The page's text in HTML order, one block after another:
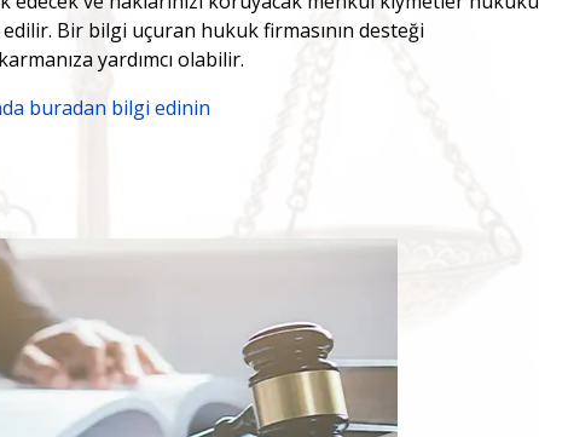
Bir bilgi uçuran hukuk firmasının desteği
yardımcı olabilir.
buradan bilgi edinin